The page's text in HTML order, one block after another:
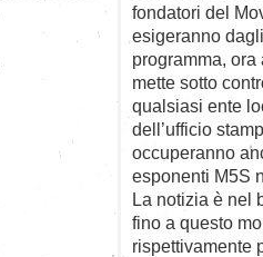
fondatori del
esigeranno
programma,
mette sotto
qualsiasi ente
dell’ufficio
occuperanno
esponenti M5S
La notizia è nel
fino a questo
rispettivamente